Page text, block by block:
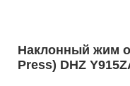
Наклонный жим
Press) DHZ